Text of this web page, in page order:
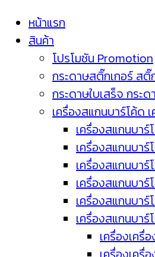
หน้าแรก
สินค้า
โปรโมชัน Promotion
กระดาษสติ๊กเกอร์ สติ๊
กระดาษใบเสร็จ กระ
เครื่องสแกนบาร์โค้ด
เครื่องสแกนบาร์
เครื่องสแกนบาร์
เครื่องสแกนบาร์
เครื่องสแกนบา
เครื่องสแกนบาร์
เครื่องสแกนบาร์
เครื่องเครื่